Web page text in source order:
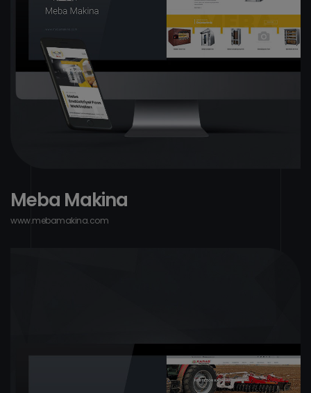
Meba Makina
www.mebamakina.com